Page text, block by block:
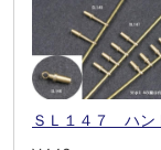
ＳＬ１４７ ハン